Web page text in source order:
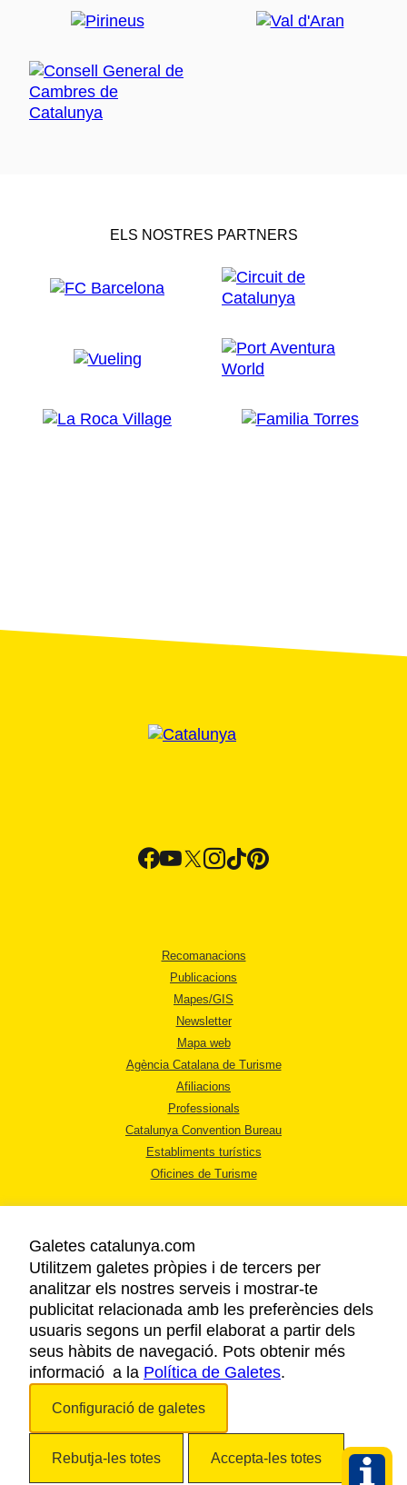
ELS NOSTRES PARTNERS
Recomanacions
Publicacions
Mapes/GIS
Newsletter
Mapa web
Agència Catalana de Turisme
Afiliacions
Professionals
Catalunya Convention Bureau
Establiments turístics
Oficines de Turisme
AVÍS LEGAL
POLÍTICA DE PRIVACITAT
COOKIES
ACCESSIBILITAT
Galetes catalunya.com
Utilitzem galetes pròpies i de tercers per
analitzar els nostres serveis i mostrar-te
publicitat relacionada amb les preferències dels
usuaris segons un perfil elaborat a partir dels
seus hàbits de navegació. Pots obtenir més
informació a la Política de Galetes.
Configuració de galetes
Rebutja-les totes Accepta-les totes